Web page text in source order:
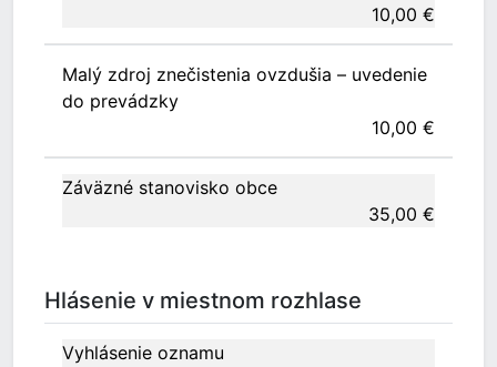
10,00 €
Malý zdroj znečistenia ovzdušia – uvedenie
do prevádzky
10,00 €
Záväzné stanovisko obce
35,00 €
Hlásenie v miestnom rozhlase
Vyhlásenie oznamu